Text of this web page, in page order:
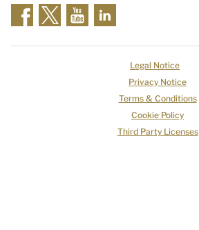
Legal Notice
Privacy Notice
Terms & Conditions
Cookie Policy
Third Party Licenses